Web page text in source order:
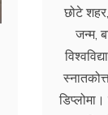
छोटे
जन्म,